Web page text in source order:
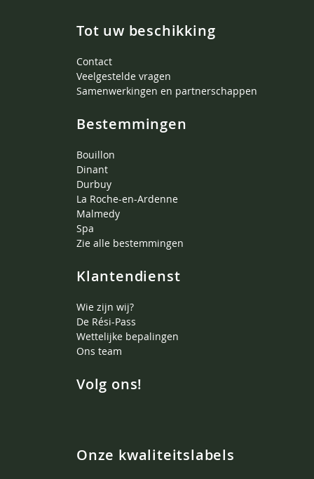
Tot uw beschikking
Contact
Veelgestelde vragen
Samenwerkingen en partnerschappen
Bestemmingen
Bouillon
Dinant
Durbuy
La Roche-en-Ardenne
Malmedy
Spa
Zie alle bestemmingen
Klantendienst
Wie zijn wij?
De Rési-Pass
Wettelijke bepalingen
Ons team
Volg ons!
Onze kwaliteitslabels